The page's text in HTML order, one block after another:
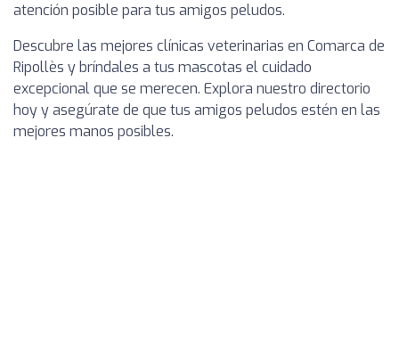
atención posible para tus amigos peludos.
Descubre las mejores clínicas veterinarias en Comarca de
Ripollès y bríndales a tus mascotas el cuidado
excepcional que se merecen. Explora nuestro directorio
hoy y asegúrate de que tus amigos peludos estén en las
mejores manos posibles.